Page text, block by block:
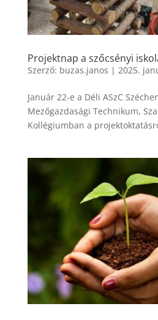
Projektnap a szőcsényi
Szerző: buzas.janos | 2025.
Január 22-e a Déli ASzC
Mezőgazdasági Technikum,
Kollégiumban a